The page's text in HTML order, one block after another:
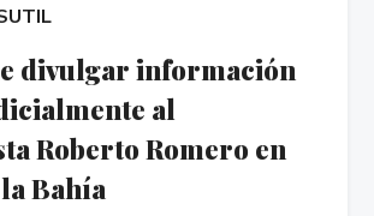
divulgar información
al
Roberto Romero en
Bahía